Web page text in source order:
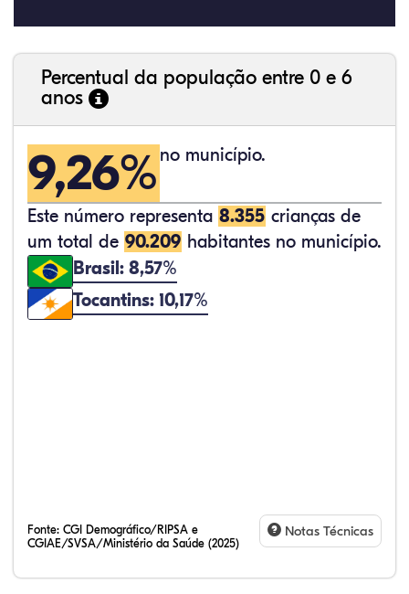
Percentual da população entre 0 e 6
anos
9,26% no município.
Este número representa 8.355 crianças de
um total de 90.209 habitantes no município.
Brasil: 8,57%
Tocantins: 10,17%
Fonte: CGI Demográfico/RIPSA e
CGIAE/SVSA/Ministério da Saúde (2025)
Notas Técnicas